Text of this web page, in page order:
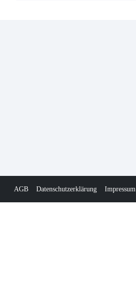
AGB Datenschutzerklärung Impressum